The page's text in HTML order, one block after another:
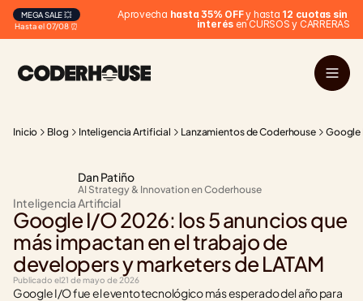
Hasta el 07/08 ⏰
MEGA SALE 💥 Aprovecha hasta 35% OFF y hasta 12 cuotas sin
interés en CURSOS y CARRERAS
Inicio Blog Inteligencia Artificial Lanzamientos de Coderhouse Google
Dan Patiño
AI Strategy & Innovation en Coderhouse
Inteligencia Artificial
Google I/O 2026: los 5 anuncios que
más impactan en el trabajo de
developers y marketers de LATAM
Publicado el21 de mayo de 2026
Google I/O fue el evento tecnológico más esperado del año para